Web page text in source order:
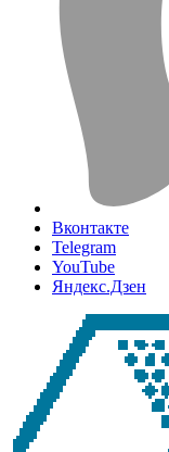
Вконтакте
Telegram
YouTube
Яндекс.Дзен